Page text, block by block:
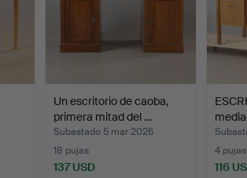
Un escritorio de caoba,
primera mitad del …
Subastado 5 mar 2026
18 pujas
137 USD
4 pujas
116